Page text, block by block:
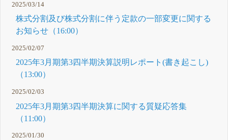
2025/03/14
株式分割及び株式分割に伴う定款の一部変更に関する
お知らせ（16:00）
2025/02/07
2025年3月期第3四半期決算説明レポート(書き起こし)
（13:00）
2025/02/03
2025年3月期第3四半期決算に関する質疑応答集
（11:00）
2025/01/30